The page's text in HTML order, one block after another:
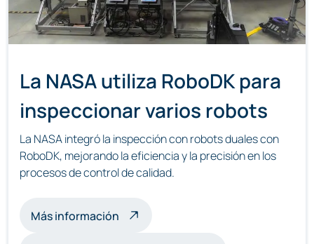
La NASA utiliza RoboDK para
inspeccionar varios robots
La NASA integró la inspección con robots duales con
RoboDK, mejorando la eficiencia y la precisión en los
procesos de control de calidad.
Más información acerca de la inspección multirobot